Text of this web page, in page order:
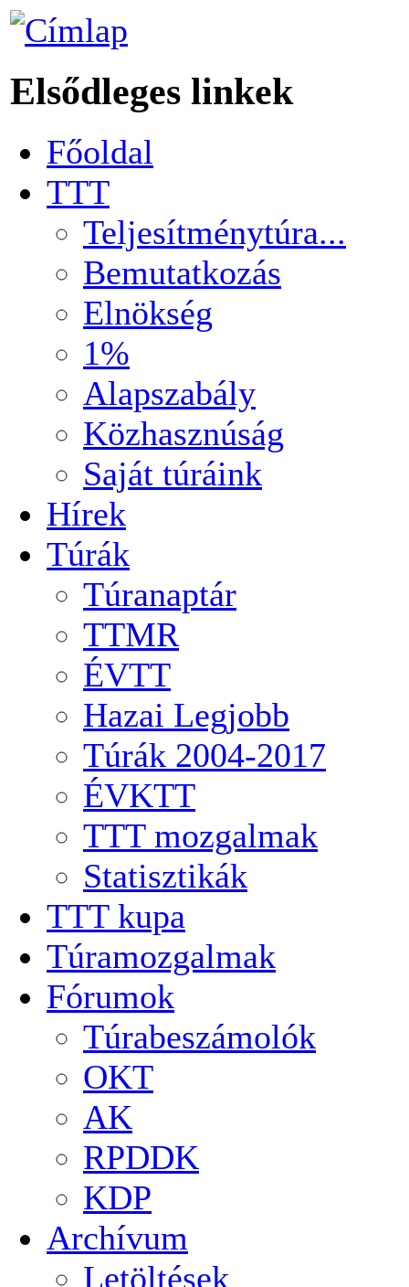
Elsődleges linkek
Főoldal
TTT
Teljesítménytúra...
Bemutatkozás
Elnökség
1%
Alapszabály
Közhasznúság
Saját túráink
Hírek
Túrák
Túranaptár
TTMR
ÉVTT
Hazai Legjobb
Túrák 2004-2017
ÉVKTT
TTT mozgalmak
Statisztikák
TTT kupa
Túramozgalmak
Fórumok
Túrabeszámolók
OKT
AK
RPDDK
KDP
Archívum
Letöltések